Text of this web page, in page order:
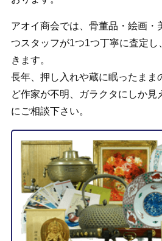
アオイ商会では、骨董品・絵画・
つスタッフが1つ1つ丁寧に査定
きます。
長年、押し入れや蔵に眠ったまま
ど作家が不明、ガラクタにしか見
にご相談下さい。